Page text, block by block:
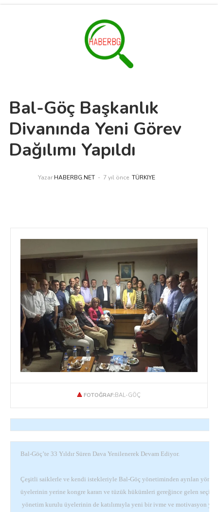
Bal-Göç Başkanlık
Divanında Yeni Görev
Dağılımı Yapıldı
Yazar HABERBG.NET 7 yıl önce TÜRKIYE
🔺 FOTOĞRAF:BAL-GÖÇ
Bal-Göç’te 33 Yıldır Süren Dava Yenilenerek Devam Ediyor.
Çeşitli saiklerle ve kendi istekleriyle Bal-Göç yönetiminden ayrılan
üyelerinin yerine kongre kararı ve tüzük hükümleri gereğince gelen
yönetim kurulu üyelerinin de katılımıyla yeni bir ivme ve motivasyon